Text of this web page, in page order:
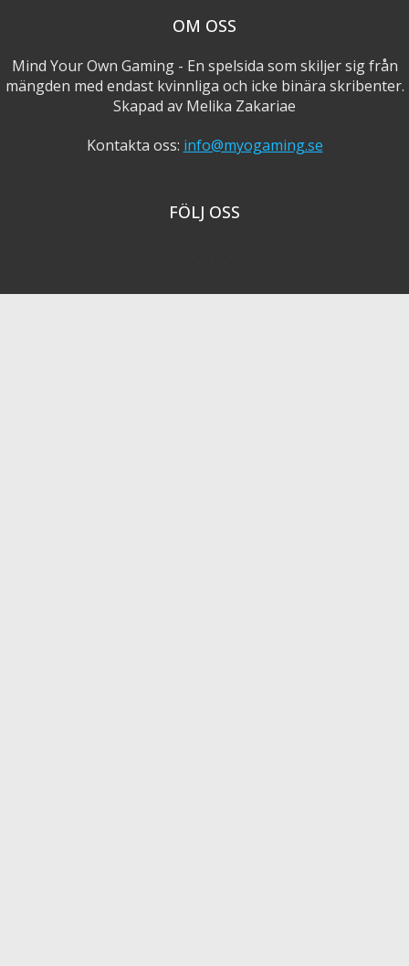
OM OSS
Mind Your Own Gaming - En spelsida som skiljer sig från
mängden med endast kvinnliga och icke binära skribenter.
Skapad av Melika Zakariae
Kontakta oss: info@myogaming.se
FÖLJ OSS